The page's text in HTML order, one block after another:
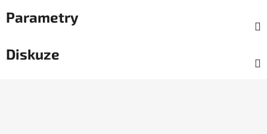
Parametry
Diskuze